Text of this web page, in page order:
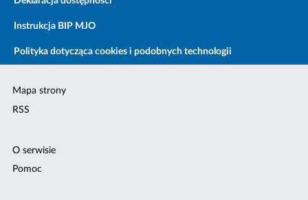
Instrukcja BIP MJO
Polityka dotycząca cookies i podobnych technologii
Mapa strony
RSS
O serwisie
Pomoc